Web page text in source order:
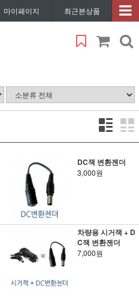
마이페이지 최근본상품
DC잭 변환젠더
3,000원
차량용 시거잭 + D
C잭 변환젠더
7,000원